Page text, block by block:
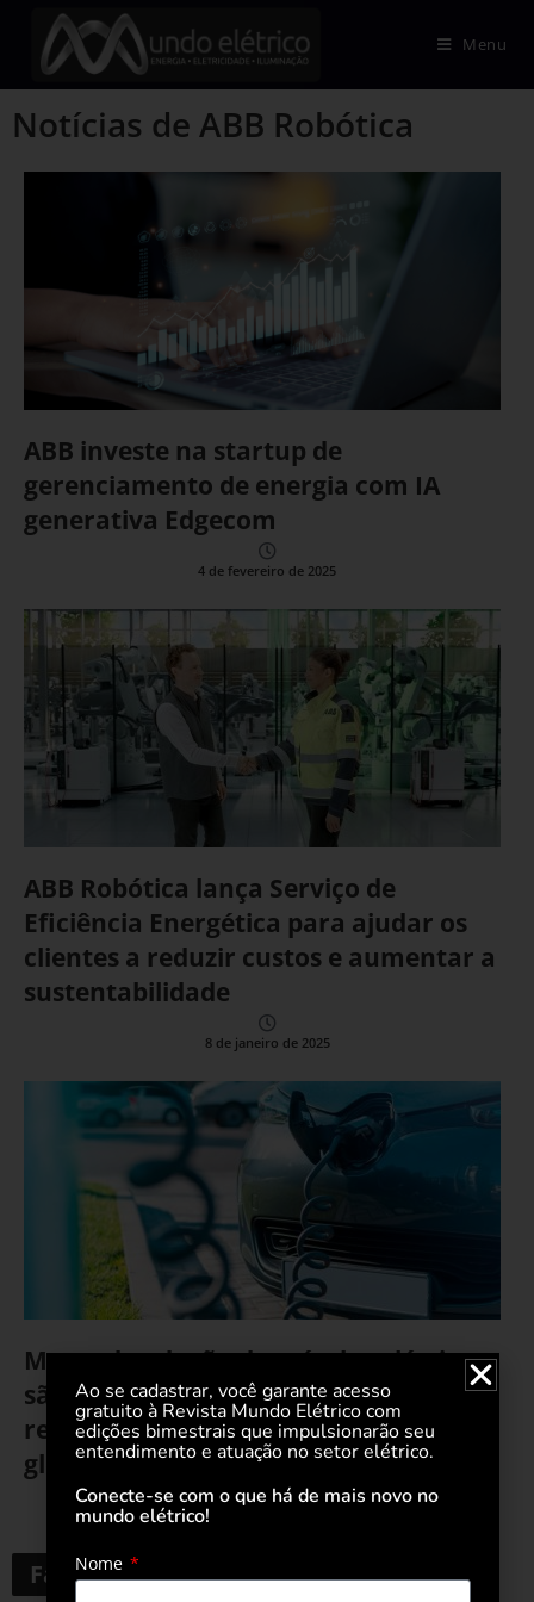
Menu
Notícias de ABB Robótica
ABB investe na startup de
gerenciamento de energia com IA
generativa Edgecom
4 de fevereiro de 2025
ABB Robótica lança Serviço de
Eficiência Energética para ajudar os
clientes a reduzir custos e aumentar a
sustentabilidade
8 de janeiro de 2025
Metas de adoção de veículos elétricos
são inatingíveis dentro dos prazos
regulatórios, diz indústria automotiva
global
19 de outubro de 2023
Faça uma pesquisa
Ao se cadastrar, você garante acesso
gratuito à Revista Mundo Elétrico com
edições bimestrais que impulsionarão seu
entendimento e atuação no setor elétrico.
Conecte-se com o que há de mais novo no
mundo elétrico!
Nome